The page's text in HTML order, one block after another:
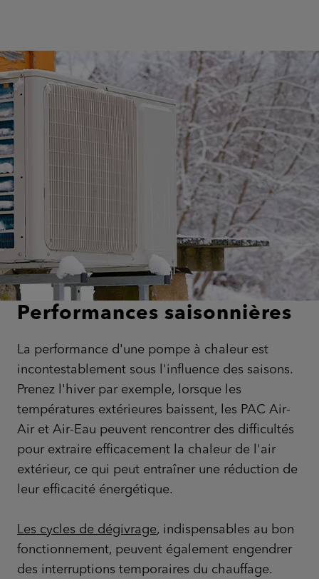
Performances saisonnières
La performance d'une pompe à chaleur est
incontestablement sous l'influence des saisons.
Prenez l'hiver par exemple, lorsque les
températures extérieures baissent, les PAC Air-
Air et Air-Eau peuvent rencontrer des difficultés
pour extraire efficacement la chaleur de l'air
extérieur, ce qui peut entraîner une réduction de
leur efficacité énergétique.
Les cycles de dégivrage, indispensables au bon
fonctionnement, peuvent également engendrer
des interruptions temporaires du chauffage.